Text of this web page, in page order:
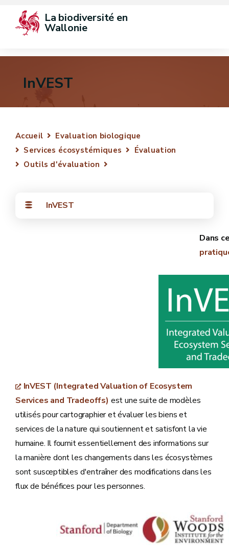
La biodiversité en
Wallonie
InVEST
Accueil
Evaluation biologique
Services écosystémiques
Évaluation
Outils d'évaluation
InVEST
InVEST (Integrated Valuation of Ecosystem
Services and Tradeoffs) est une suite de modèles
utilisés pour cartographier et évaluer les biens et
services de la nature qui soutiennent et satisfont la vie
humaine. Il fournit essentiellement des informations sur
la manière dont les changements dans les écosystèmes
sont susceptibles d'entraîner des modifications dans les
flux de bénéfices pour les personnes.